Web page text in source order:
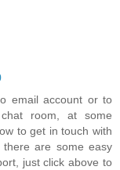
email account or to
room, at some
to get in touch with
there are some easy
just click above to